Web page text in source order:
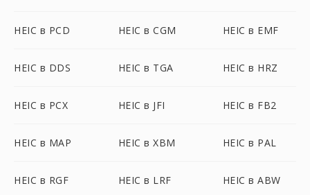
HEIC в PCD HEIC в CGM HEIC в EMF
HEIC в DDS HEIC в TGA HEIC в HRZ
HEIC в PCX HEIC в JFI HEIC в FB2
HEIC в MAP HEIC в XBM HEIC в PAL
HEIC в RGF HEIC в LRF HEIC в ABW